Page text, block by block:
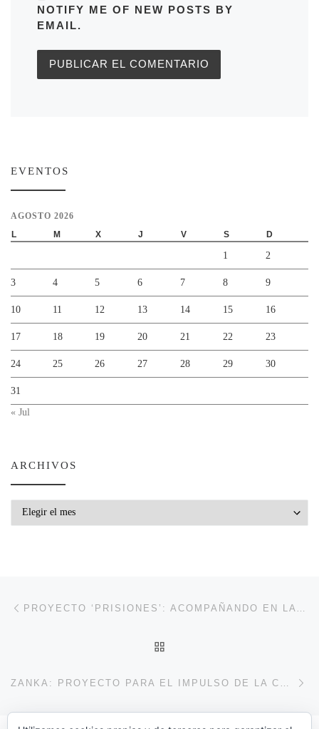
NOTIFY ME OF NEW POSTS BY
EMAIL.
EVENTOS
AGOSTO 2026
L
M X J V S D
1 2
3 4 5 6 7 8 9
10 11 12 13 14 15 16
17 18 19 20 21 22 23
24 25 26 27 28 29 30
31
« Jul
ARCHIVOS